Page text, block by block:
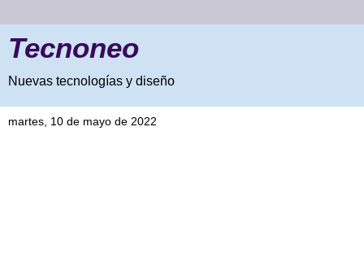
Tecnoneo
Nuevas tecnologías y diseño
martes, 10 de mayo de 2022